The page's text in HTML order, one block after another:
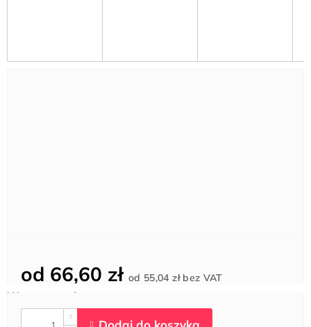
od 66,60 zł od 55,04 złbez VAT